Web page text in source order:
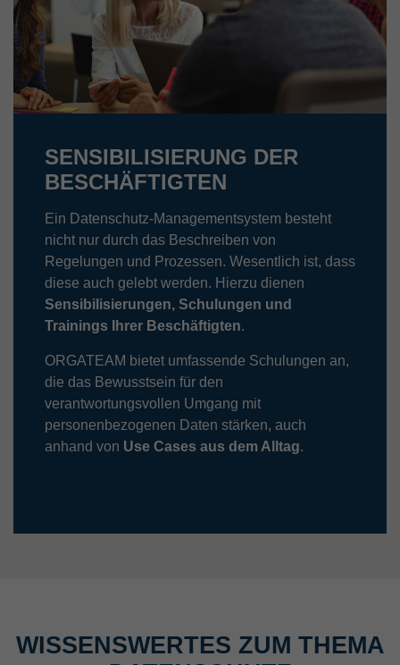
SENSIBILISIERUNG DER
BESCHÄFTIGTEN
Ein Datenschutz-Managementsystem besteht
nicht nur durch das Beschreiben von
Regelungen und Prozessen. Wesentlich ist, dass
diese auch gelebt werden. Hierzu dienen
Sensibilisierungen, Schulungen und
Trainings Ihrer Beschäftigten.
ORGATEAM bietet umfassende Schulungen an,
die das Bewusstsein für den
verantwortungsvollen Umgang mit
personenbezogenen Daten stärken, auch
anhand von Use Cases aus dem Alltag.
WISSENSWERTES ZUM THEMA